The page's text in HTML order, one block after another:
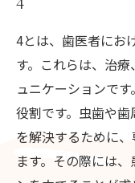
4とは、歯医者にお
す。これらは、治
ュニケーションで
役割です。虫歯や
を解決するために
ます。その際には